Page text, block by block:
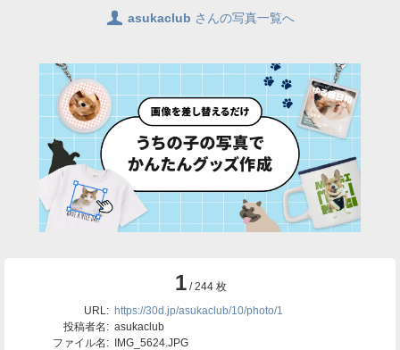
👤 asukaclub さんの写真一覧へ
1/ 244 枚
URL: https://30d.jp/asukaclub/10/photo/1
投稿者名: asukaclub
ファイル名: IMG_5624.JPG